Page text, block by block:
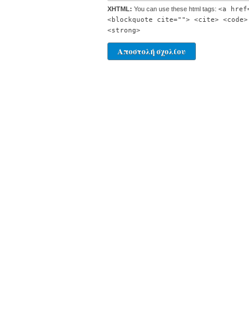
XHTML: You can use these html tags: <a
<blockquote cite=""> <cite>
<strong>